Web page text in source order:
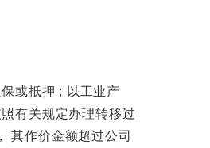
或抵押 ; 以工业产
有关规定办理转移过
其作价金额超过公司